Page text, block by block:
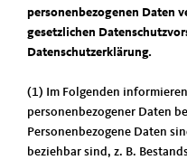
personenbezogenen Daten
gesetzlichen
Datenschutzerklärung.
(1) Im Folgenden
personenbezogener Daten
Personenbezogene Daten
beziehbar sind, z. B.